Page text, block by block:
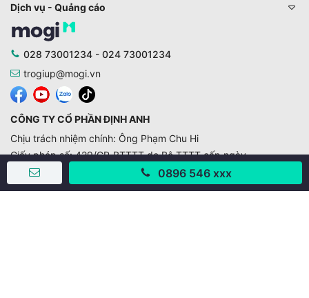
0896 546 xxx
Dịch vụ - Quảng cáo
028 73001234 - 024 73001234
trogiup@mogi.vn
CÔNG TY CỔ PHẦN ĐỊNH ANH
Chịu trách nhiệm chính: Ông Phạm Chu Hi
Giấy phép số: 429/GP-BTTTT do Bộ TTTT cấp ngày
11/10/2019
Trụ sở chính: